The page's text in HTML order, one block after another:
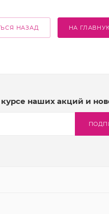
НАЗАД НА
курсе наших акций и